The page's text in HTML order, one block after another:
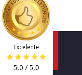
Excelente
5,0 / 5,0